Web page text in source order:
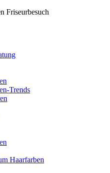
Friseurbesuch
Trends
Haarfarben